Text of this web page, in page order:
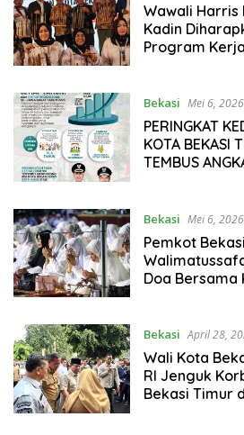
Wawali Harris
Kadin
Program
Bekasi Mei 6, 2026
PERINGKAT
KOTA BEKASI
TEMBUS
Bekasi Mei 6, 2026
Pemkot
Doa Bersama
Bekasi April 28,
Wali Kota
RI Jenguk
Bekasi Timur